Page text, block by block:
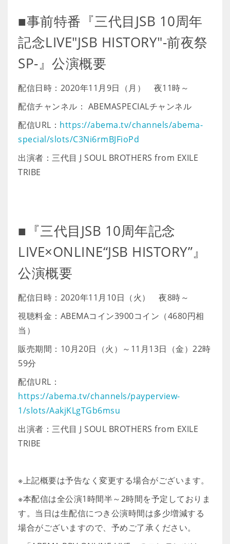
■事前特番『三代目JSB 10周年
記念LIVE"JSB HISTORY"-前夜祭
SP-』公演概要
配信日時：2020年11月9日（月） 夜11時～
配信チャンネル： ABEMASPECIALチャンネル
配信URL： https://abema.tv/channels/abema-
special/slots/C3Ni6rmBJFioPd
出演者：三代目 J SOUL BROTHERS from EXILE
TRIBE
■『三代目JSB 10周年記念
LIVE×ONLINE“JSB HISTORY”』
公演概要
配信日時：2020年11月10日（火） 夜8時～
視聴料金：ABEMAコイン3900コイン（4680円相
当）
販売期間：10月20日（火）～11月13日（金）22時
59分
配信URL：
https://abema.tv/channels/payperview-
1/slots/AakjKLgTGb6msu
出演者：三代目 J SOUL BROTHERS from EXILE
TRIBE
※上記概要は予告なく変更する場合がございます。
※本配信は全公演1時間半～2時間を予定しておりま
す。当日は生配信につき公演時間は多少増減する
場合がございますので、予めご了承ください。